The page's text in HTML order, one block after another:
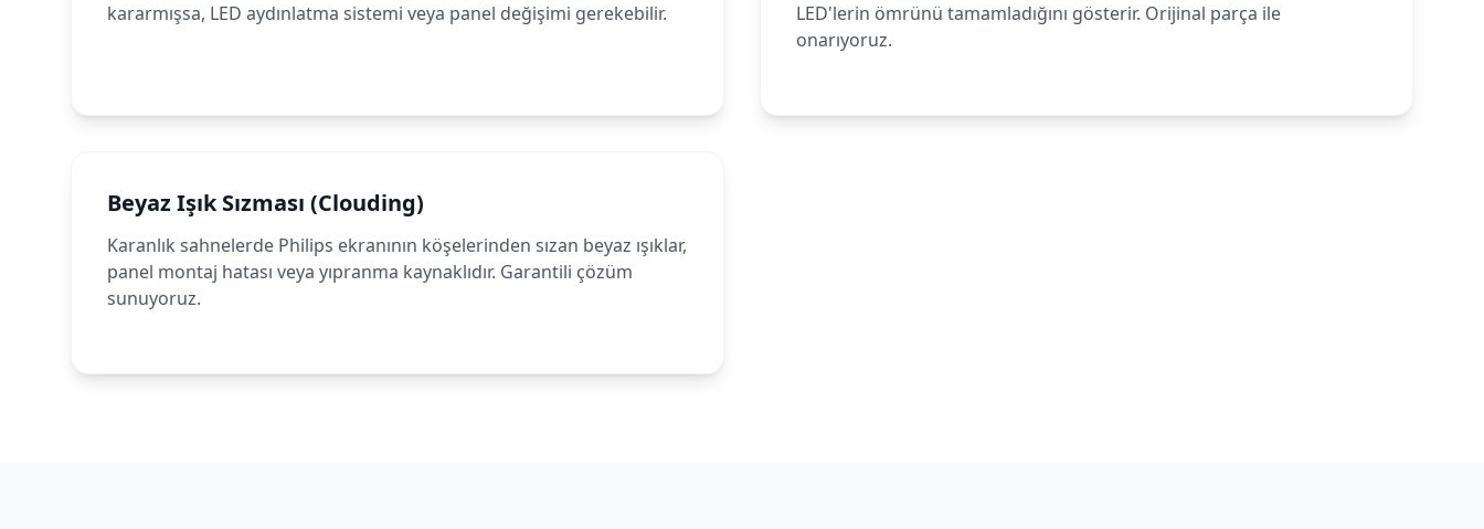
kararmışsa, LED aydınlatma sistemi veya panel değişimi gerekebilir.
LED'lerin ömrünü tamamladığını gösterir. Orijinal parça ile
onarıyoruz.
Beyaz Işık Sızması (Clouding)
Karanlık sahnelerde Philips ekranının köşelerinden sızan beyaz ışıklar,
panel montaj hatası veya yıpranma kaynaklıdır. Garantili çözüm
sunuyoruz.